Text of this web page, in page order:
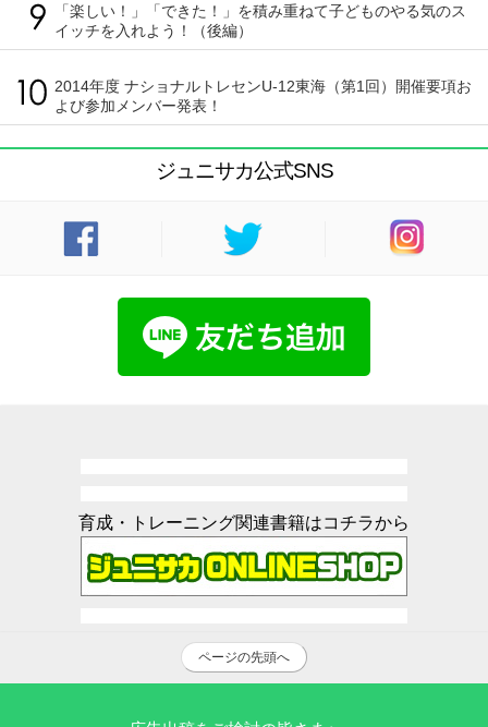
「楽しい！」「できた！」を積み重ねて子どものやる気のス
イッチを入れよう！（後編）
2014年度 ナショナルトレセンU-12東海（第1回）開催要項お
よび参加メンバー発表！
ジュニサカ公式SNS
育成・トレーニング関連書籍はコチラから
ページの先頭へ